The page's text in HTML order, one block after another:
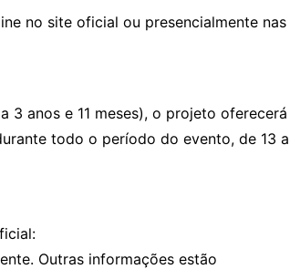
no site oficial ou presencialmente nas
3 anos e 11 meses), o projeto oferecerá
todo o período do evento, de 13 a
Outras informações estão